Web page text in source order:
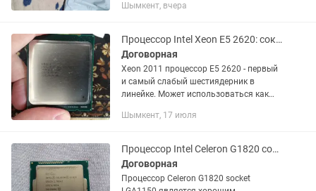
Шымкент, вчера
Процессор Intel Xeon E5 2620: сокет 2011, 2GHz, 6 ядер, 95W, 15MB кэш
Договорная
Xeon 2011 процессор E5 2620 - первый
и самый слабый шестиядерник в
линейке. Может использоваться как
дальнейшим апгрейдом, либо для
Шымкент, 17 июля
Процессор Intel Celeron G1820 сокет 1150 2.7GHz 2MB кэш
Договорная
Процессор Celeron G1820 socket